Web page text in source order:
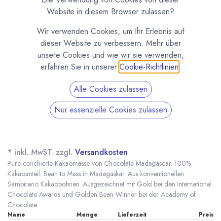
Conchierte Kakaomasse 100% "Golden Bean
* inkl. MwST. zzgl. Versandkosten
Pure conchierte Kakaomasse von Chocolate Madagascar. 100%
Kakaoanteil. Bean to Mass in Madagaskar. Aus konventionellen
Sambirano Kakaobohnen. Ausgezeichnet mit Gold bei den International
Chocolate Awards und Golden Bean Winner bei der Academy of
Chocolate.
Name Menge Lieferzeit Preis
Website in diesem Browser zulassen?
Wir verwenden Cookies, um Ihr Erlebnis auf
dieser Website zu verbessern. Mehr über
unsere Cookies und wie wir sie verwenden,
erfahren Sie in unserer Cookie-Richtlinien
Alle Cookies zulassen
Nur essenzielle Cookies zulassen